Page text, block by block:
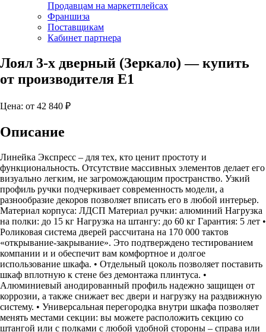
Продавцам на маркетплейсах
Франшиза
Поставщикам
Кабинет партнера
Лоял 3-х дверный (Зеркало) — купить
от производителя Е1
Цена: от 42 840 ₽
Описание
Линейка Экспресс – для тех, кто ценит простоту и
функциональность. Отсутствие массивных элементов делает его
визуально легким, не загромождающим пространство. Узкий
профиль ручки подчеркивает современность модели, а
разнообразие декоров позволяет вписать его в любой интерьер.
Материал корпуса: ЛДСП Материал ручки: алюминий Нагрузка
на полки: до 15 кг Нагрузка на штангу: до 60 кг Гарантия: 5 лет •
Роликовая система дверей рассчитана на 170 000 тактов
«открывание-закрывание». Это подтверждено тестированием
компании и и обеспечит вам комфортное и долгое
использование шкафа. • Отдельный цоколь позволяет поставить
шкаф вплотную к стене без демонтажа плинтуса. •
Алюминиевый анодированный профиль надежно защищен от
коррозии, а также снижает вес двери и нагрузку на раздвижную
систему. • Универсальная перегородка внутри шкафа позволяет
менять местами секции: вы можете расположить секцию со
штангой или с полками с любой удобной стороны – справа или